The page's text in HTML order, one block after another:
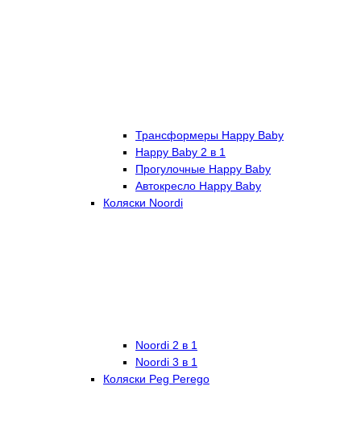
Трансформеры Happy Baby
Happy Baby 2 в 1
Прогулочные Happy Baby
Автокресло Happy Baby
Коляски Noordi
Noordi 2 в 1
Noordi 3 в 1
Коляски Peg Perego